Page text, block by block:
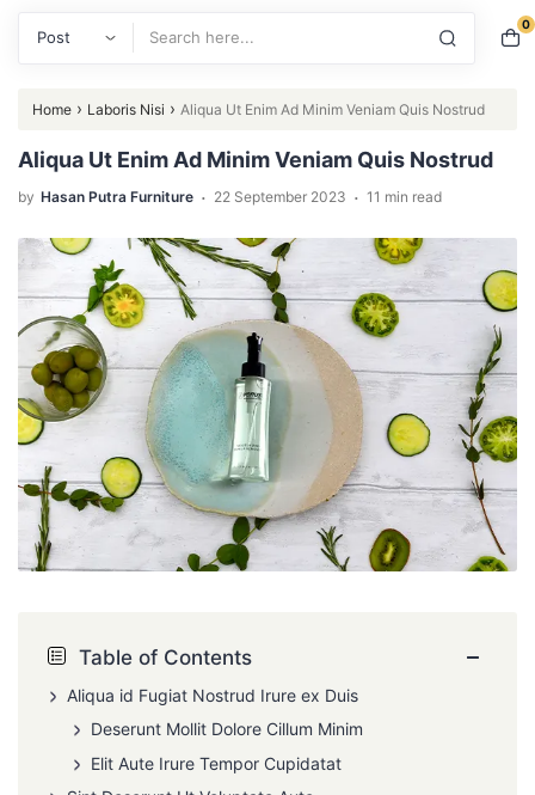
0
Home › Laboris Nisi › Aliqua Ut Enim Ad Minim Veniam Quis Nostrud
Aliqua Ut Enim Ad Minim Veniam Quis Nostrud
by Hasan Putra Furniture . 22 September 2023 . 11 min read
Table of Contents −
Aliqua id Fugiat Nostrud Irure ex Duis
Deserunt Mollit Dolore Cillum Minim
Elit Aute Irure Tempor Cupidatat